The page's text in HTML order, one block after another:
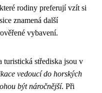
rodiny preferují vzít si
znamená další
vybavení.
turistická střediska jsou v
vedoucí do horských
být náročnější. Při